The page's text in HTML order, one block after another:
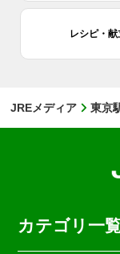
レシピ・献
JREメディア 東京
カテゴリ一